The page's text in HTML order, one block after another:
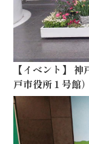
【イベント 】 神
戸市役所１号館）